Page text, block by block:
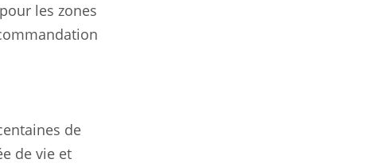
les zones
de
de vie et